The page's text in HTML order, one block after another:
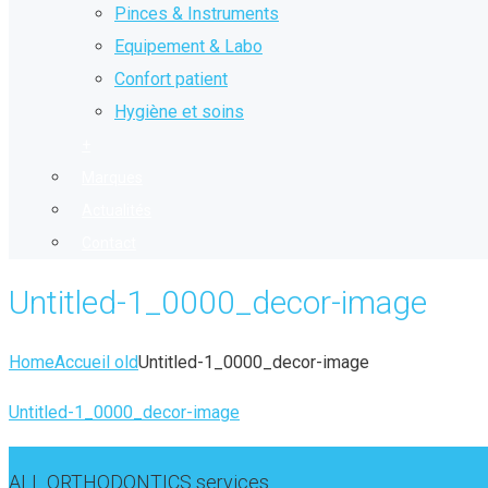
Pinces & Instruments
Equipement & Labo
Confort patient
Hygiène et soins
Untitled-1_0000_decor-image
HomeAccueil oldUntitled-1_0000_decor-image
Untitled-1_0000_decor-image
ALL ORTHODONTICS services